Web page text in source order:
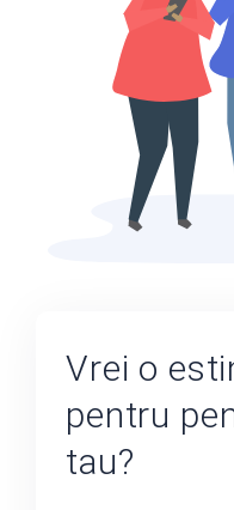
Vrei o
pentru
tau?